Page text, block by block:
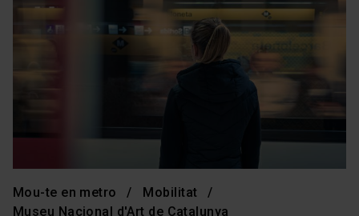
Mou-te en metro
Mobilitat
Museu Nacional d'Art de Catalunya